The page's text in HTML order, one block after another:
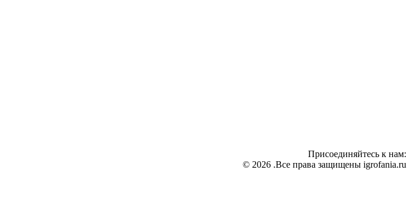
Присоединяйтесь к нам:
© 2026 .Все права защищены igrofania.ru